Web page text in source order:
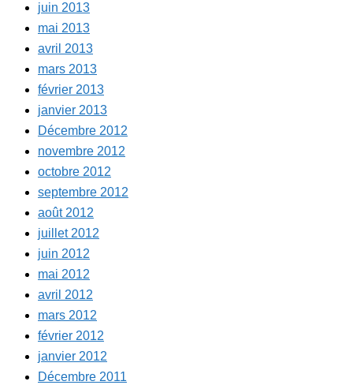
juin 2013
mai 2013
avril 2013
mars 2013
février 2013
janvier 2013
Décembre 2012
novembre 2012
octobre 2012
septembre 2012
août 2012
juillet 2012
juin 2012
mai 2012
avril 2012
mars 2012
février 2012
janvier 2012
Décembre 2011